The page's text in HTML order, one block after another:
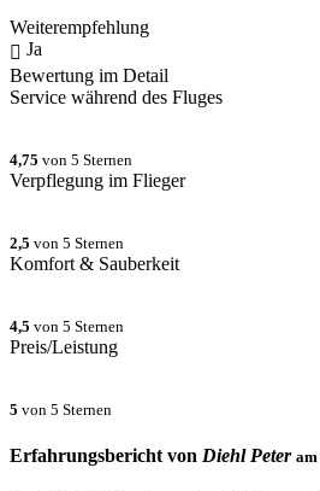
Weiterempfehlung
Ja
Bewertung im Detail
Service während des Fluges
4,75 von 5 Sternen
Verpflegung im Flieger
2,5 von 5 Sternen
Komfort & Sauberkeit
4,5 von 5 Sternen
Preis/Leistung
5 von 5 Sternen
Erfahrungsbericht von Diehl Peter am